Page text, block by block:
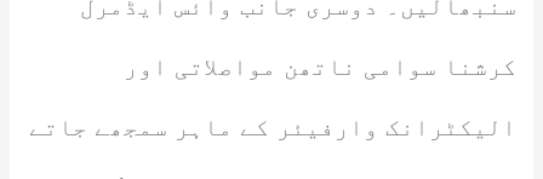
سنبھالیں۔ دوسری جانب وائس ایڈمرل
کرشنا سوامی ناتھن مواصلاتی اور
الیکٹرانک وارفیئر کے ماہر سمجھے جاتے